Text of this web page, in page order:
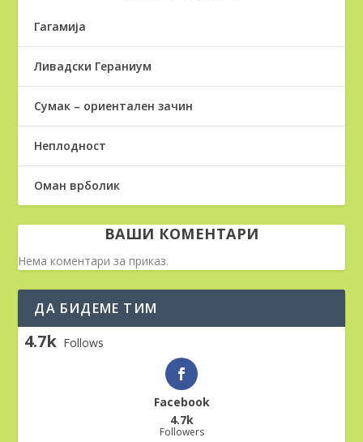
Гагамија
Ливадски Гераниум
Сумак – ориентален зачин
Неплодност
Оман врболик
ВАШИ КОМЕНТАРИ
Нема коментари за приказ.
ДА БИДЕМЕ ТИМ
4.7k Follows
Facebook
4.7k
Followers